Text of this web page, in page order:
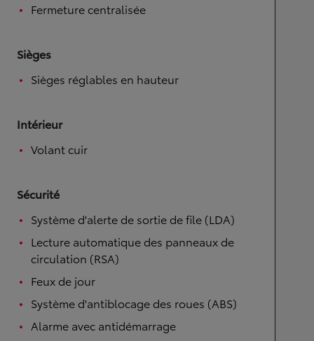
Fermeture centralisée
Sièges
Sièges réglables en hauteur
Intérieur
Volant cuir
Sécurité
Système d'alerte de sortie de file (LDA)
Lecture automatique des panneaux de
circulation (RSA)
Feux de jour
Système d'antiblocage des roues (ABS)
Alarme avec antidémarrage